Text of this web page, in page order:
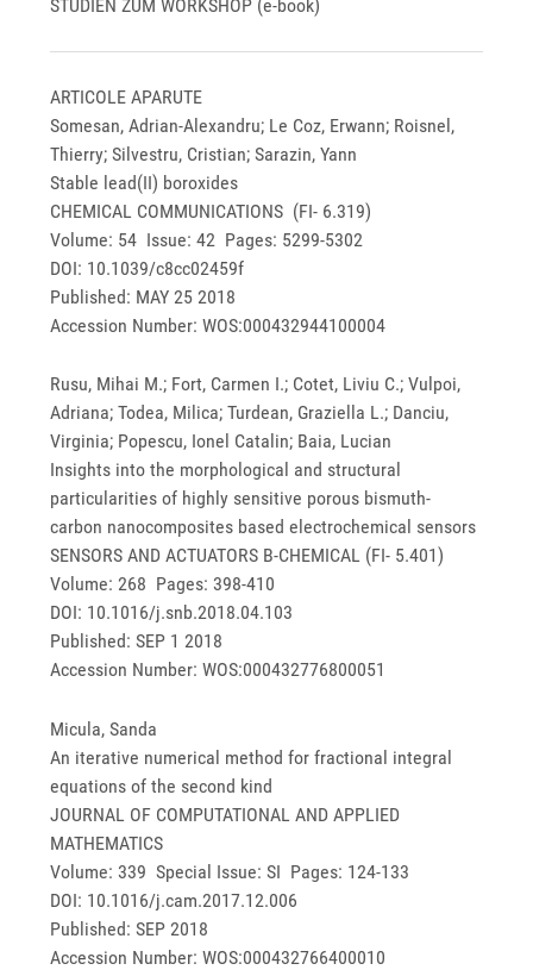
STUDIEN ZUM WORKSHOP (e-book)
ARTICOLE APARUTE
Somesan, Adrian-Alexandru; Le Coz, Erwann; Roisnel,
Thierry; Silvestru, Cristian; Sarazin, Yann
Stable lead(II) boroxides
CHEMICAL COMMUNICATIONS (FI- 6.319)
Volume: 54 Issue: 42 Pages: 5299-5302
DOI: 10.1039/c8cc02459f
Published: MAY 25 2018
Accession Number: WOS:000432944100004
Rusu, Mihai M.; Fort, Carmen I.; Cotet, Liviu C.; Vulpoi,
Adriana; Todea, Milica; Turdean, Graziella L.; Danciu,
Virginia; Popescu, Ionel Catalin; Baia, Lucian
Insights into the morphological and structural
particularities of highly sensitive porous bismuth-
carbon nanocomposites based electrochemical sensors
SENSORS AND ACTUATORS B-CHEMICAL (FI- 5.401)
Volume: 268 Pages: 398-410
DOI: 10.1016/j.snb.2018.04.103
Published: SEP 1 2018
Accession Number: WOS:000432776800051
Micula, Sanda
An iterative numerical method for fractional integral
equations of the second kind
JOURNAL OF COMPUTATIONAL AND APPLIED
MATHEMATICS
Volume: 339 Special Issue: SI Pages: 124-133
DOI: 10.1016/j.cam.2017.12.006
Published: SEP 2018
Accession Number: WOS:000432766400010